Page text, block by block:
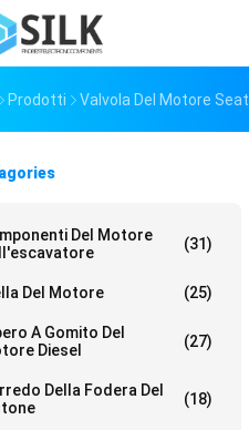
Prodotti Valvola Del Motore Seat
Del Motore
(31)
Del Motore (25)
A Gomito Del
Diesel
(27)
Della Fodera Del
(18)